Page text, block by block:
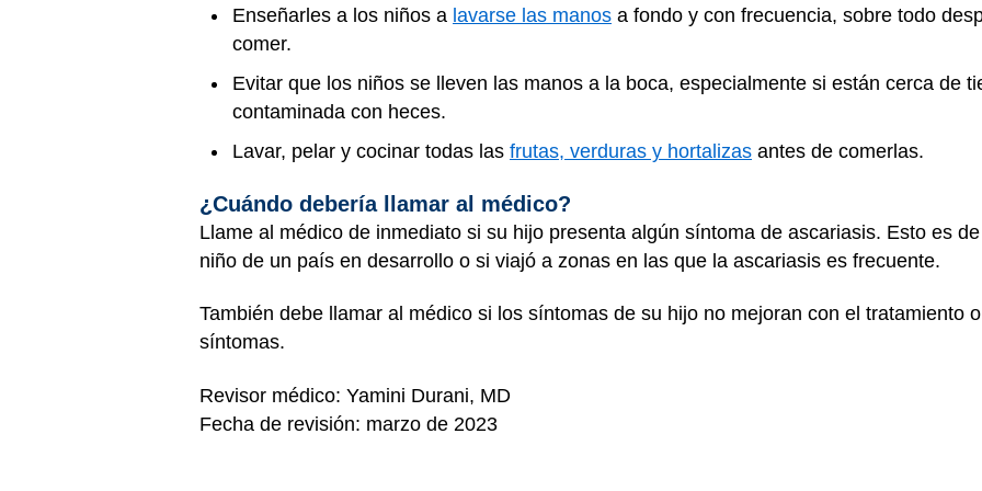
Enseñarles a los niños a lavarse las manos a fondo y con frecuencia, sobre todo
comer.
Evitar que los niños se lleven las manos a la boca, especialmente si están cerca de
contaminada con heces.
Lavar, pelar y cocinar todas las frutas, verduras y hortalizas antes de comerlas.
¿Cuándo debería llamar al médico?
Llame al médico de inmediato si su hijo presenta algún síntoma de ascariasis. Esto es
niño de un país en desarrollo o si viajó a zonas en las que la ascariasis es frecuente.
También debe llamar al médico si los síntomas de su hijo no mejoran con el tratamiento
síntomas.
Revisor médico: Yamini Durani, MD
Fecha de revisión: marzo de 2023